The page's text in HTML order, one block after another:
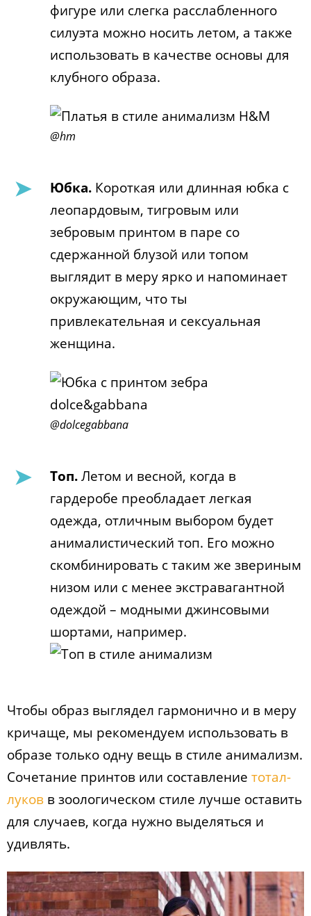
фигуре или слегка расслабленного
силуэта можно носить летом, а также
использовать в качестве основы для
клубного образа.
@hm
Юбка. Короткая или длинная юбка с
леопардовым, тигровым или
зебровым принтом в паре со
сдержанной блузой или топом
выглядит в меру ярко и напоминает
окружающим, что ты
привлекательная и сексуальная
женщина.
@dolcegabbana
Топ.Летом и весной, когда в
гардеробе преобладает легкая
одежда, отличным выбором будет
анималистический топ. Его можно
скомбинировать с таким же звериным
низом или с менее экстравагантной
одеждой – модными джинсовыми
шортами, например.
Чтобы образ выглядел гармонично и в меру
кричаще, мы рекомендуем использовать в
образе только одну вещь в стиле анимализм.
Сочетание принтов или составление тотал-
луков в зоологическом стиле лучше оставить
для случаев, когда нужно выделяться и
удивлять.